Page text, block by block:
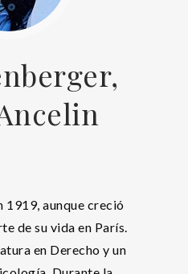
1919, aunque creció
de su vida en París.
en Derecho y un